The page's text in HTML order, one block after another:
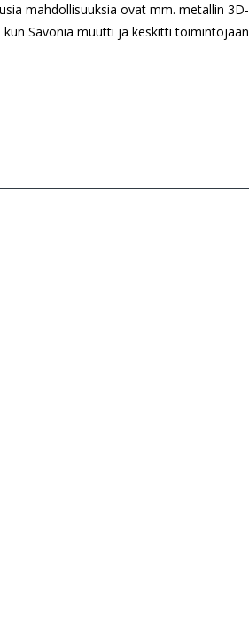
mahdollisuuksia ovat mm. metallin 3D-
Savonia muutti ja keskitti toimintojaan